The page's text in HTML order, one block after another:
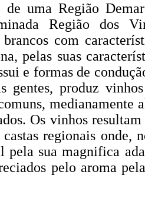
uma Região
Região dos
com
pelas suas
e formas de
gentes, produz
medianamente
Os vinhos
regionais onde,
pela sua magnifica
pelo aroma